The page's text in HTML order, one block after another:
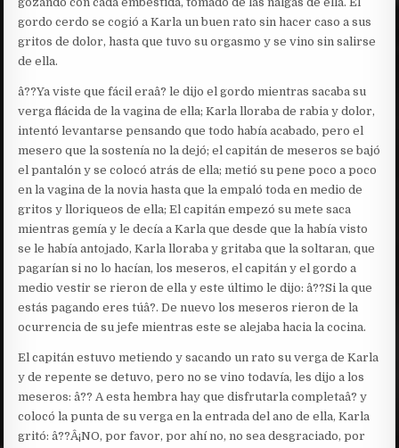
gordo cerdo se cogió a Karla un buen rato sin hacer caso a sus
gritos de dolor, hasta que tuvo su orgasmo y se vino sin salirse
de ella.
â??Ya viste que fácil eraâ? le dijo el gordo mientras sacaba su
verga flácida de la vagina de ella; Karla lloraba de rabia y dolor,
intentó levantarse pensando que todo había acabado, pero el
mesero que la sostenía no la dejó; el capitán de meseros se bajó
el pantalón y se colocó atrás de ella; metió su pene poco a poco
en la vagina de la novia hasta que la empaló toda en medio de
gritos y lloriqueos de ella; El capitán empezó su mete saca
mientras gemía y le decía a Karla que desde que la había visto
se le había antojado, Karla lloraba y gritaba que la soltaran, que
pagarían si no lo hacían, los meseros, el capitán y el gordo a
medio vestir se rieron de ella y este último le dijo: â??Si la que
estás pagando eres túâ?. De nuevo los meseros rieron de la
ocurrencia de su jefe mientras este se alejaba hacia la cocina.
El capitán estuvo metiendo y sacando un rato su verga de Karla
y de repente se detuvo, pero no se vino todavía, les dijo a los
meseros: â?? A esta hembra hay que disfrutarla completaâ? y
colocó la punta de su verga en la entrada del ano de ella, Karla
gritó: â??Â¡NO, por favor, por ahí no, no sea desgraciado, por